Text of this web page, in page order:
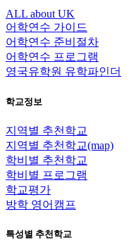
ALL about UK
어학연수 가이드
어학연수 준비절차
어학연수 프로그램
영국유학원 유학파인더
학교정보
지역별 추천학교
지역별 추천학교(map)
학비별 추천학교
학비별 프로그램
학교평가
방학 영어캠프
특성별 추천학교